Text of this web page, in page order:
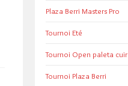
Plaza Berri Masters Pro
Tournoi Eté
Tournoi Open paleta cuir
Tournoi Plaza Berri